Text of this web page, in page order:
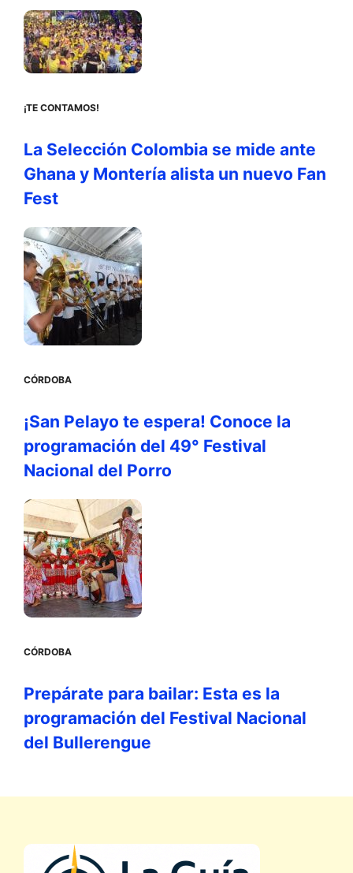
¡TE CONTAMOS!
La Selección Colombia se mide ante
Ghana y Montería alista un nuevo Fan
Fest
CÓRDOBA
¡San Pelayo te espera! Conoce la
programación del 49° Festival
Nacional del Porro
CÓRDOBA
Prepárate para bailar: Esta es la
programación del Festival Nacional
del Bullerengue